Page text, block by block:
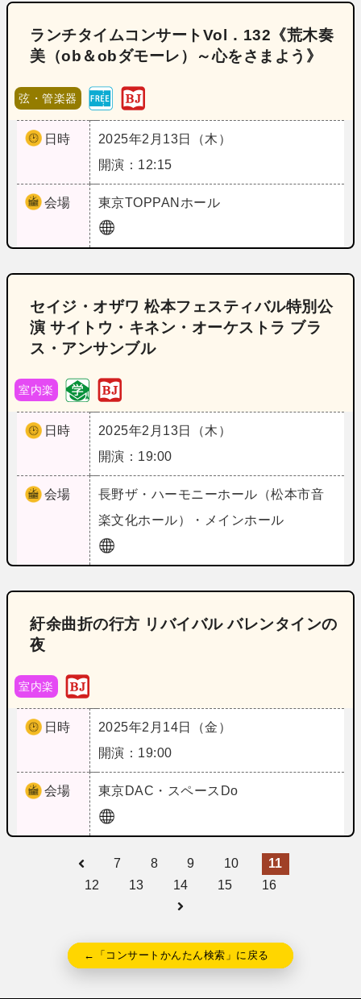
ランチタイムコンサートVol．132《荒木奏
美（ob＆obダモーレ）～心をさまよう》
弦・管楽器
日時
2025年2月13日（木）
開演：12:15
会場 東京TOPPANホール
セイジ・オザワ 松本フェスティバル特別公
演 サイトウ・キネン・オーケストラ ブラ
ス・アンサンブル
室内楽
日時
2025年2月13日（木）
開演：19:00
会場 長野ザ・ハーモニーホール（松本市音
楽文化ホール）・メインホール
紆余曲折の行方 リバイバル バレンタインの
夜
室内楽
日時
2025年2月14日（金）
開演：19:00
会場 東京DAC・スペースDo
7 8 9 10
11
12
13 14 15 16
←「コンサートかんたん検索」に戻る